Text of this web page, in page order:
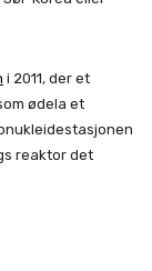
i 2011, der et
ødela et
reaktor det